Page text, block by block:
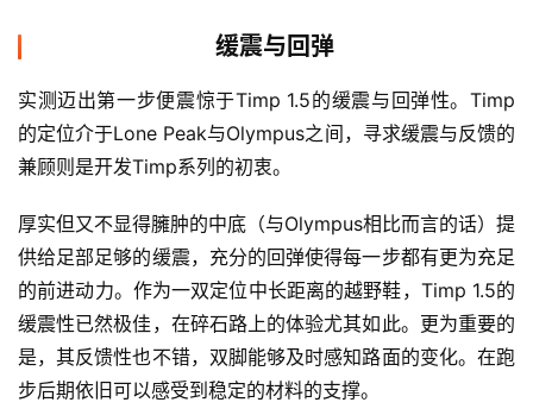
缓震与回弹
实测迈出第一步便震惊于Timp 1.5的缓震与回弹性。Timp
的定位介于Lone Peak与Olympus之间，寻求缓震与反馈的
兼顾则是开发Timp系列的初衷。
厚实但又不显得臃肿的中底（与Olympus相比而言的话）提
供给足部足够的缓震，充分的回弹使得每一步都有更为充足
的前进动力。作为一双定位中长距离的越野鞋，Timp 1.5的
缓震性已然极佳，在碎石路上的体验尤其如此。更为重要的
是，其反馈性也不错，双脚能够及时感知路面的变化。在跑
步后期依旧可以感受到稳定的材料的支撑。